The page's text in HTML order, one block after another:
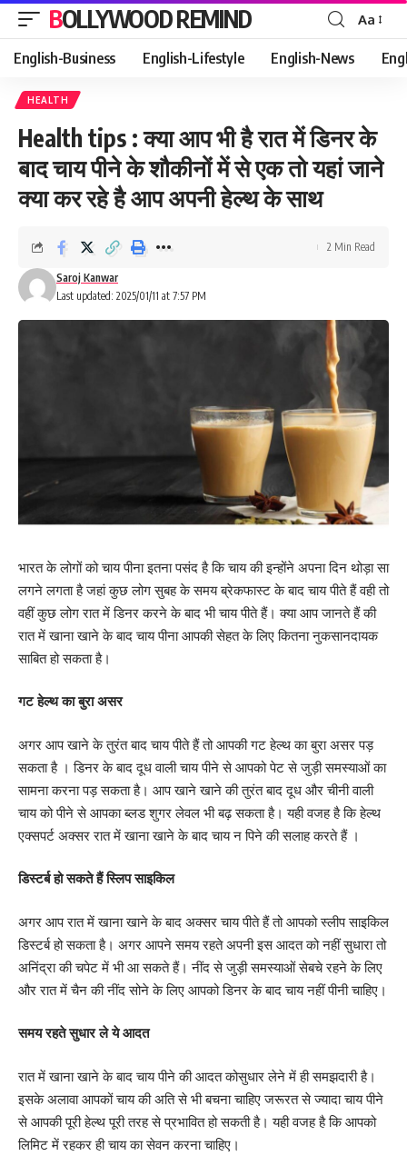
BOLLYWOOD REMIND
Font
Resizer
Aa
English-Business English-Lifestyle English-News
HEALTH
Health tips : क्या आप भी है रात में डिनर के
बाद चाय पीने के शौकीनों में से एक तो यहां जाने
क्या कर रहे है आप अपनी हेल्थ के साथ
Last updated: 2025/01/11 at 7:57 PM
Saroj Kanwar
2 Min Read
भारत के लोगों को चाय पीना इतना पसंद है कि चाय की इन्होंने अपना दिन थोड़ा सा
लगने लगता है जहां कुछ लोग सुबह के समय ब्रेकफास्ट के बाद चाय पीते हैं वही तो
वहीं कुछ लोग रात में डिनर करने के बाद भी चाय पीते हैं। क्या आप जानते हैं की
रात में खाना खाने के बाद चाय पीना आपकी सेहत के लिए कितना नुकसानदायक
साबित हो सकता है।
गट हेल्थ का बुरा असर
अगर आप खाने के तुरंत बाद चाय पीते हैं तो आपकी गट हेल्थ का बुरा असर पड़
सकता है । डिनर के बाद दूध वाली चाय पीने से आपको पेट से जुड़ी समस्याओं का
सामना करना पड़ सकता है। आप खाने खाने की तुरंत बाद दूध और चीनी वाली
चाय को पीने से आपका ब्लड शुगर लेवल भी बढ़ सकता है। यही वजह है कि हेल्थ
एक्सपर्ट अक्सर रात में खाना खाने के बाद चाय न पिने की सलाह करते हैं ।
डिस्टर्ब हो सकते हैं स्लिप साइकिल
अगर आप रात में खाना खाने के बाद अक्सर चाय पीते हैं तो आपको स्लीप साइकिल
डिस्टर्ब हो सकता है। अगर आपने समय रहते अपनी इस आदत को नहीं सुधारा तो
अनिंद्रा की चपेट में भी आ सकते हैं। नींद से जुड़ी समस्याओं सेबचे रहने के लिए
और रात में चैन की नींद सोने के लिए आपको डिनर के बाद चाय नहीं पीनी चाहिए।
समय रहते सुधार ले ये आदत
रात में खाना खाने के बाद चाय पीने की आदत कोसुधार लेने में ही समझदारी है।
इसके अलावा आपकों चाय की अति से भी बचना चाहिए जरूरत से ज्यादा चाय पीने
से आपकी पूरी हेल्थ पूरी तरह से प्रभावित हो सकती है। यही वजह है कि आपको
लिमिट में रहकर ही चाय का सेवन करना चाहिए।